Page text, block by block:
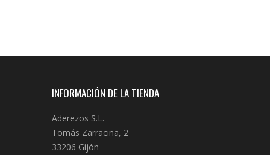
INFORMACIÓN DE LA TIENDA
Aderezos S.L.
Tomás Zarracina, 2
33206 Gijón